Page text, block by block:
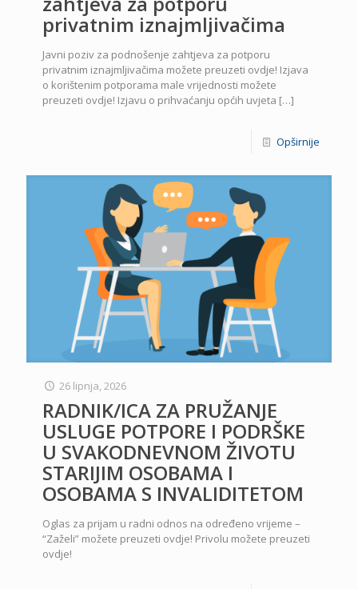
privatnim iznajmljivačima
Javni poziv za podnošenje zahtjeva za potporu
privatnim iznajmljivačima možete preuzeti ovdje! Izjava
o korištenim potporama male vrijednosti možete
preuzeti ovdje! Izjavu o prihvaćanju općih uvjeta […]
Opširnije
26 lipnja, 2026
RADNIK/ICA ZA PRUŽANJE
USLUGE POTPORE I PODRŠKE
U SVAKODNEVNOM ŽIVOTU
STARIJIM OSOBAMA I
OSOBAMA S INVALIDITETOM
Oglas za prijam u radni odnos na određeno vrijeme –
“Zaželi” možete preuzeti ovdje! Privolu možete preuzeti
ovdje!